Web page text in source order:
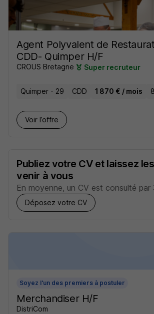
Agent Polyvalent de
CDD- Quimper H/F
CROUS Bretagne Super recruteur
Quimper - 29 CDD 1 870 € / mois
Voir l’offre
Publiez votre CV et laissez
venir à vous
En moyenne, un CV est consulté par
Déposez votre CV
Soyez l'un des premiers à postuler
Merchandiser H/F
DistriCom